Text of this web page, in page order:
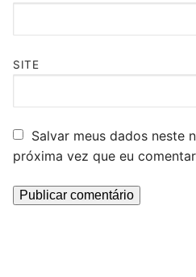
SITE
Salvar meus dados neste
próxima vez que eu